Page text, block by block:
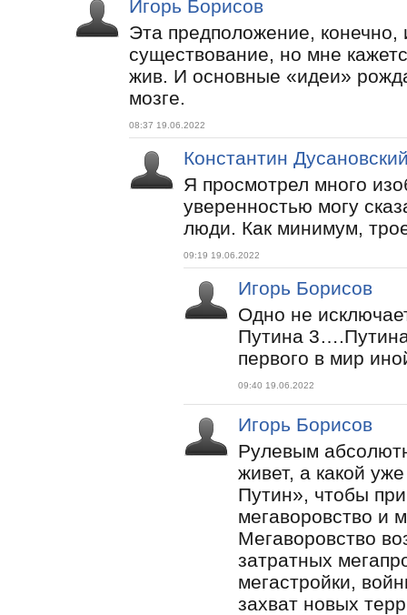
Игорь Борисов
Эта предположение, конечно,
существование, но мне
жив. И основные «идеи»
мозге.
08:37 19.06.2022
Константин
Я просмотрел много
уверенностью могу
люди. Как минимум,
09:19 19.06.2022
Игорь Борисов
Одно не
Путина
первого в мир
09:40 19.06.2022
Игорь Борисов
Рулевым
живет, а какой
Путин», чтобы
мегаворовство и
Мегаворовство
затратных
мегастройки,
захват новых